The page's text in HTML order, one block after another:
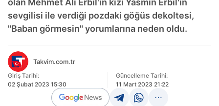
olan Mehmet Ali Erbil'in kızı Yasmin Erbil'in
sevgilisi ile verdiği pozdaki göğüs dekoltesi,
"Baban görmesin" yorumlarına neden oldu.
Takvim.com.tr
Giriş Tarihi:
02 Şubat 2023 15:30
Güncelleme Tarihi:
11 Mart 2023 21:22